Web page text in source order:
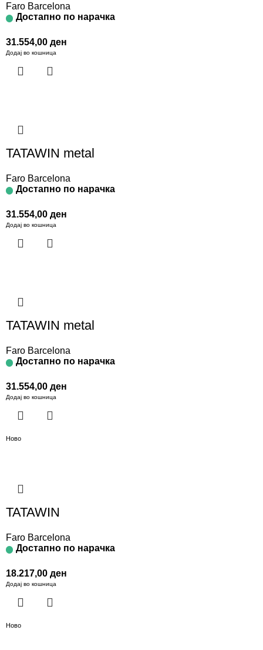
Faro Barcelona
Достапно по нарачка
31.554,00 ден
Додај во кошница
TATAWIN metal
Faro Barcelona
Достапно по нарачка
31.554,00 ден
Додај во кошница
TATAWIN metal
Faro Barcelona
Достапно по нарачка
31.554,00 ден
Додај во кошница
Ново
TATAWIN
Faro Barcelona
Достапно по нарачка
18.217,00 ден
Додај во кошница
Ново